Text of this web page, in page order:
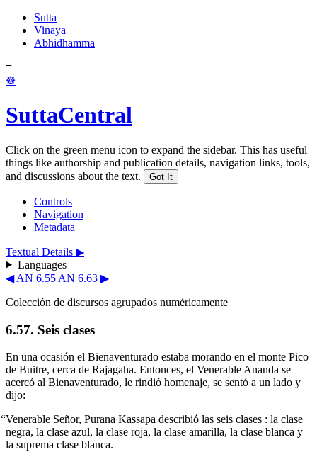
Sutta
Vinaya
Abhidhamma
≡
☸
SuttaCentral
Click on the green menu icon to expand the sidebar. This has useful
things like authorship and publication details, navigation links, tools,
and discussions about the text.
Got It
Controls
Navigation
Metadata
Textual Details ▶
Languages
◀ AN 6.55 AN 6.63 ▶
Colección de discursos agrupados numéricamente
6.57. Seis clases
En una ocasión el Bienaventurado estaba morando en el monte Pico
de Buitre, cerca de Rajagaha. Entonces, el Venerable Ananda se
acercó al Bienaventurado, le rindió homenaje, se sentó a un lado y
dijo:
“Venerable Señor, Purana Kassapa describió las seis clases : la clase
negra, la clase azul, la clase roja, la clase amarilla, la clase blanca y
la suprema clase blanca.